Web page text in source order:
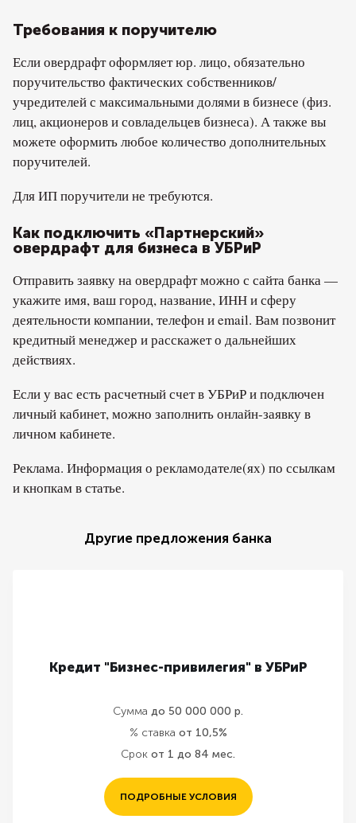
Требования к поручителю
Если овердрафт оформляет юр. лицо, обязательно
поручительство фактических собственников/
учредителей с максимальными долями в бизнесе (физ.
лиц, акционеров и совладельцев бизнеса). А также вы
можете оформить любое количество дополнительных
поручителей.
Для ИП поручители не требуются.
Как подключить «Партнерский»
овердрафт для бизнеса в УБРиР
Отправить заявку на овердрафт можно с сайта банка —
укажите имя, ваш город, название, ИНН и сферу
деятельности компании, телефон и email. Вам позвонит
кредитный менеджер и расскажет о дальнейших
действиях.
Если у вас есть расчетный счет в УБРиР и подключен
личный кабинет, можно заполнить онлайн-заявку в
личном кабинете.
Реклама. Информация о рекламодателе(ях) по ссылкам
и кнопкам в статье.
Другие предложения банка
Кредит "Бизнес-привилегия" в УБРиР
Сумма до 50 000 000 р.
% ставка от 10,5%
Срок от 1 до 84 мес.
ПОДРОБНЫЕ УСЛОВИЯ